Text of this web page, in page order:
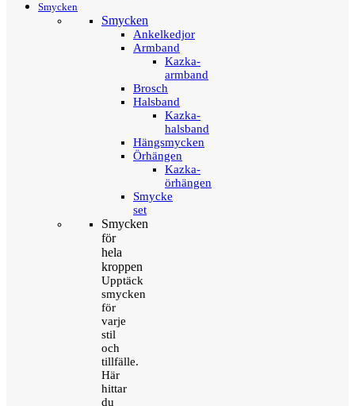
Smycken
Smycken
Ankelkedjor
Armband
Kazka-
armband
Brosch
Halsband
Kazka-
halsband
Hängsmycken
Örhängen
Kazka-
örhängen
Smycke
set
Smycken
för
hela
kroppen
Upptäck
smycken
för
varje
stil
och
tillfälle.
Här
hittar
du